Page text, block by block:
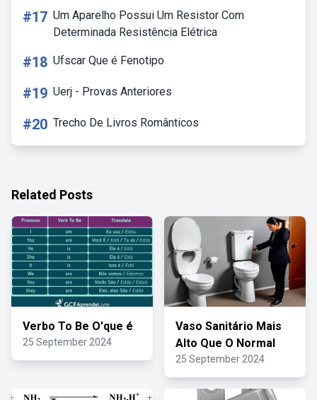
#17 Um Aparelho Possui Um Resistor Com
Determinada Resistência Elétrica
#18 Ufscar Que é Fenotipo
#19 Uerj - Provas Anteriores
#20 Trecho De Livros Românticos
Related Posts
Verbo To Be O'que é
25 September 2024
Vaso Sanitário Mais
Alto Que O Normal
25 September 2024